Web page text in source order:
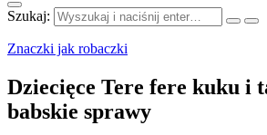
Szukaj:
Znaczki jak robaczki
Dziecięce Tere fere kuku i
babskie sprawy